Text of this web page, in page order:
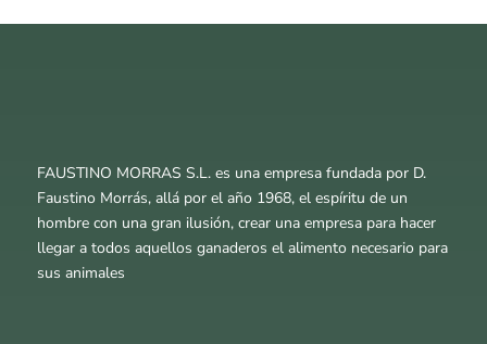
FAUSTINO MORRAS S.L. es una empresa fundada por D.
Faustino Morrás, allá por el año 1968, el espíritu de un
hombre con una gran ilusión, crear una empresa para hacer
llegar a todos aquellos ganaderos el alimento necesario para
sus animales